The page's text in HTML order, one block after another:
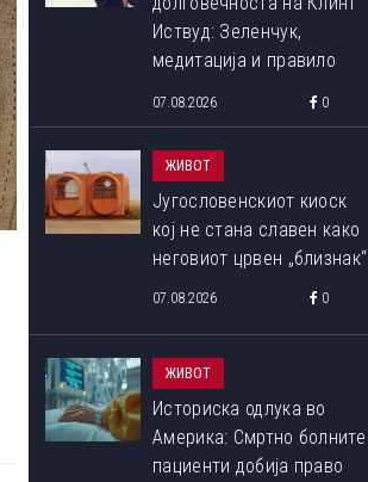
Иствуд: Зеленчук,
медитација и правило
07.08.2026 0
ЖИВОТ
Југословенскиот киоск
кој не стана славен како
неговиот црвен „близнак“
07.08.2026 0
ЖИВОТ
Историска одлука во
Америка: Смртно болните
пациенти добија право